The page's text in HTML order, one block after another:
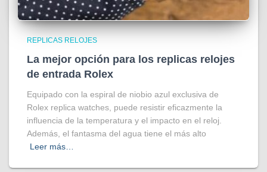
REPLICAS RELOJES
La mejor opción para los replicas relojes
de entrada Rolex
Equipado con la espiral de niobio azul exclusiva de
Rolex replica watches, puede resistir eficazmente la
influencia de la temperatura y el impacto en el reloj.
Además, el fantasma del agua tiene el más alto
Leer más…